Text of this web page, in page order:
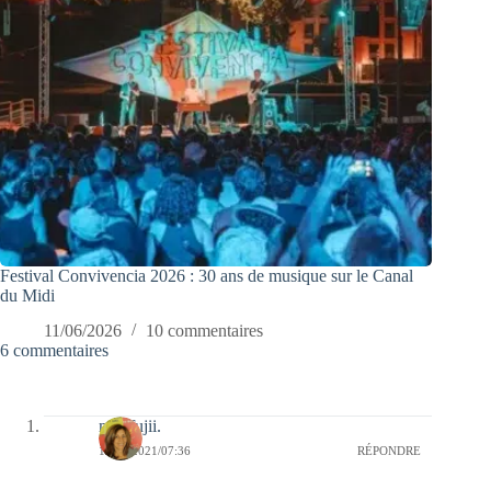
Festival Convivencia 2026 : 30 ans de musique sur le Canal
du Midi
11/06/2026
10 commentaires
6 commentaires
missfujii.
11/01/2021/07:36 RÉPONDRE